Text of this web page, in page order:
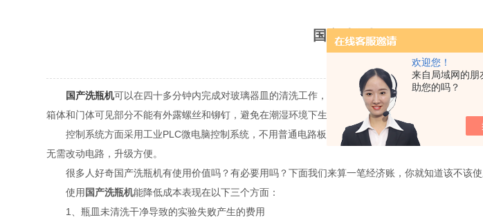
欢迎您！
来自局域网的朋
助您的吗？
国产洗瓶机有使用的价值
时间：2021-08-10 点
国产洗瓶机可以在四十多分钟内完成对玻璃器皿的清洗工作，效率相比人工提高了两到三倍。国
箱体和门体可见部分不能有外露螺丝和铆钉，避免在潮湿环境下生锈。
控制系统方面采用工业PLC微电脑控制系统，不用普通电路板和单片机控制。工业PLC为专业微
无需改动电路，升级方便。
很多人好奇国产洗瓶机有使用价值吗？有必要用吗？下面我们来算一笔经济账，你就知道该不该使
使用 国产洗瓶机能降低成本表现在以下三个方面：
1、瓶皿未清洗干净导致的实验失败产生的费用